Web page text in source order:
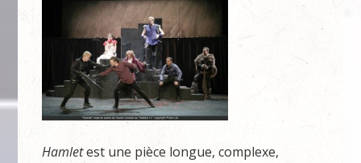
Hamletest une pièce longue, complexe,